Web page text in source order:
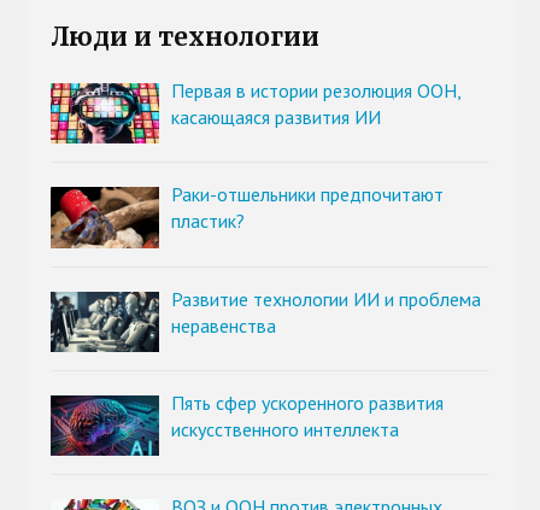
Люди и технологии
Первая в истории резолюция ООН,
касающаяся развития ИИ
Раки-отшельники предпочитают
пластик?
Развитие технологии ИИ и проблема
неравенства
Пять сфер ускоренного развития
искусственного интеллекта